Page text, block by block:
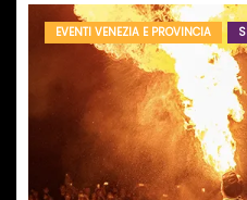
EVENTI VENEZIA E PROVINCIA